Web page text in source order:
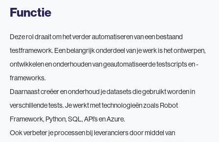
Functie
Deze rol draait om het verder automatiseren van een bestaand
testframework. Een belangrijk onderdeel van je werk is het ontwerpen,
ontwikkelen en onderhouden van geautomatiseerde testscripts en -
frameworks.
Daarnaast creëer en onderhoud je datasets die gebruikt worden in
verschillende tests. Je werkt met technologieën zoals Robot
Framework, Python, SQL, API’s en Azure.
Ook verbeter je processen bij leveranciers door middel van